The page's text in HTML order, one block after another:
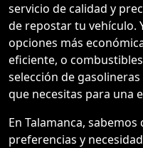
servicio de calidad y
de repostar tu vehículo.
opciones más
eficiente, o
selección de
que necesitas para una
En Talamanca,
preferencias y